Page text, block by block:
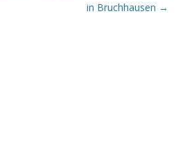
in Bruchhausen →